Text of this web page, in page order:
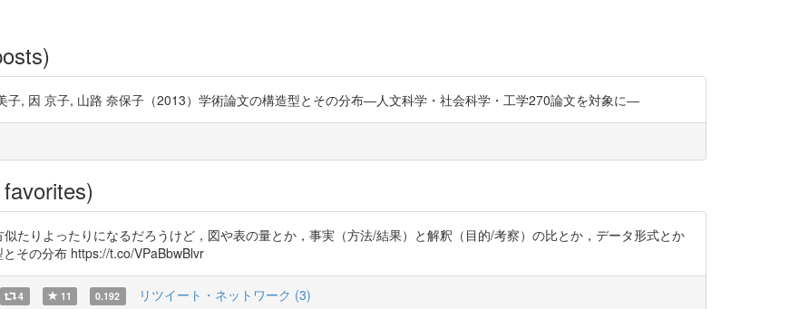
子, 因 京子, 山路 奈保子（2013）学術論文の構造型とその分布―人文科学・社会科学・工学270論文を対象に―
たりよったりになるだろうけど，図や表の量とか，事実（方法/結果）と解釈（目的/考察）の比とか，データ形式とか
その分布 https://t.co/VPaBbwBlvr
4 11 0.192 リツイート・ネットワーク (3)